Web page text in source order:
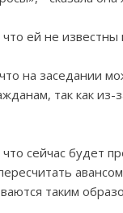
ей не
на заседании
так как
сейчас будет
таким